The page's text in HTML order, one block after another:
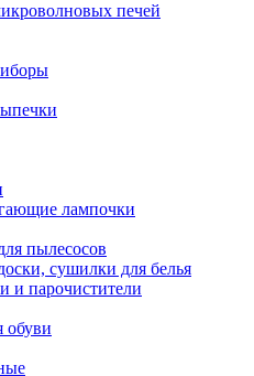
печей
лампочки
пылесосов
сушилки для белья
и парочистители
обуви